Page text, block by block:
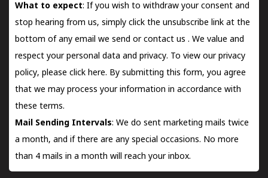
What to expect: If you wish to withdraw your consent and
stop hearing from us, simply click the unsubscribe link at the
bottom of any email we send orcontact us . We value and
respect your personal data and privacy. To view our privacy
policy, please click here. By submitting this form, you agree
that we may process your information in accordance with
these terms.
Mail Sending Intervals: We do sent marketing mails twice
a month, and if there are any special occasions. No more
than 4 mails in a month will reach your inbox.